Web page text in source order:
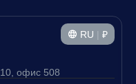
RU | ₽
офис 508